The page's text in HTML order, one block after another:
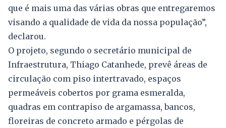
que é mais uma das várias obras que entregaremos
visando a qualidade de vida da nossa população”,
declarou.
O projeto, segundo o secretário municipal de
Infraestrutura, Thiago Catanhede, prevê áreas de
circulação com piso intertravado, espaços
permeáveis cobertos por grama esmeralda,
quadras em contrapiso de argamassa, bancos,
floreiras de concreto armado e pérgolas de